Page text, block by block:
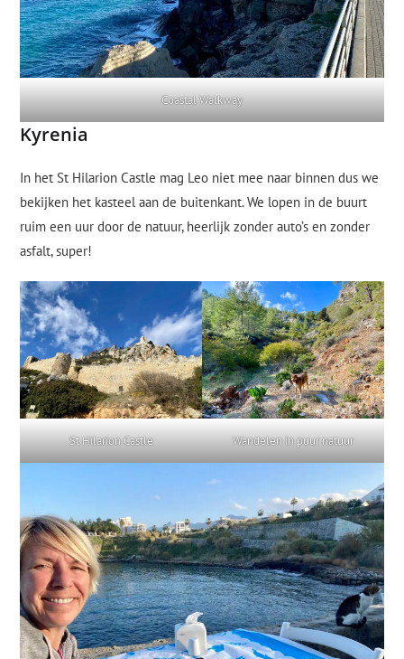
Coastal Walkway
Kyrenia
In het St Hilarion Castle mag Leo niet mee naar binnen dus we
bekijken het kasteel aan de buitenkant. We lopen in de buurt
ruim een uur door de natuur, heerlijk zonder auto’s en zonder
asfalt, super!
St Hilarion Castle Wandelen in puur natuur